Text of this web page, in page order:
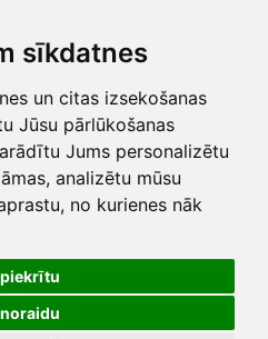
sīkdatnes
un citas izsekošanas
Jūsu pārlūkošanas
Jums personalizētu
analizētu mūsu
no kurienes nāk